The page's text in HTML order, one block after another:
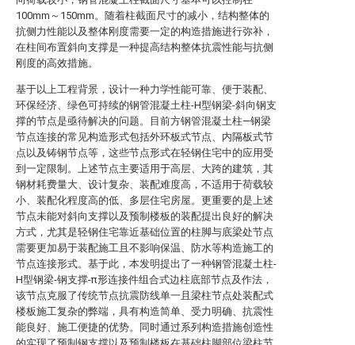
100mm～150mm。随着柱截面尺寸的减小，结构整体的
抗侧力性能以及整体刚度需要一定的构造措施进行弥补，
在柱间布置斜向支撑是一种提高结构整体抗震性能与抗侧
刚度的高效措施。
基于以上工程背景，设计一种力学性能可靠、便于装配、
环保经济、绿色可持续的钢管混凝土柱-H型钢梁-斜向钢支
撑的节点是亟待解决的问题。目前方钢管混凝土柱—钢梁
节点连接的常见构造形式包括外环板式节点、内隔板式节
点以及铸钢节点等，这些节点形式在轻钢住宅中的应用受
到一定限制。上述节点主要适用于高层、大跨的建筑，其
钢材耗费量大、设计复杂、装配难度高，不适用于荷载较
小、装配化程度高的低、多层住宅房屋。更重要的是上述
节点未能对斜向支撑以及预制楼板的装配提出良好的解决
方式，尤其是轻钢住宅靠近基础位置的柱脚与底梁处节点
需要更加易于装配施工且不影响保温、防水等构造施工的
节点连接形式。基于此，本发明提出了一种钢管混凝土柱-
H型钢梁-钢支撑-π形连接件组合式边柱底部节点及作法，
该节点克服了传统节点抗震防线单一且梁柱节点处装配式
楼板施工复杂的弊端，具有构造简单、受力明确、抗震性
能良好、施工便捷的优势。同时通过系列构造措施创造性